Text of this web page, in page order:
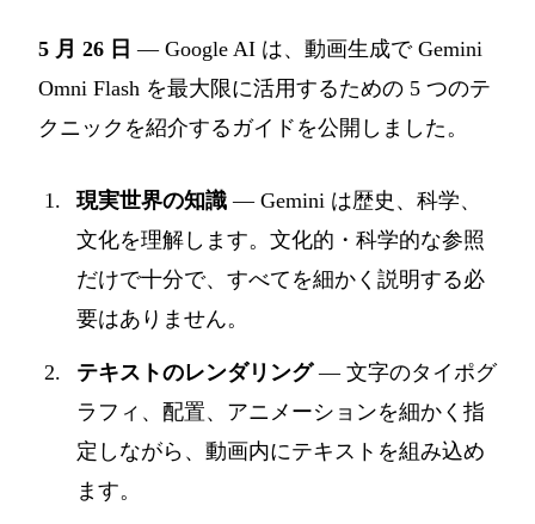
5 月 26 日 — Google AI は、動画生成で Gemini
Omni Flash を最大限に活用するための 5 つのテ
クニックを紹介するガイドを公開しました。
現実世界の知識 — Gemini は歴史、科学、
文化を理解します。文化的・科学的な参照
だけで十分で、すべてを細かく説明する必
要はありません。
テキストのレンダリング— 文字のタイポグ
ラフィ、配置、アニメーションを細かく指
定しながら、動画内にテキストを組み込め
ます。